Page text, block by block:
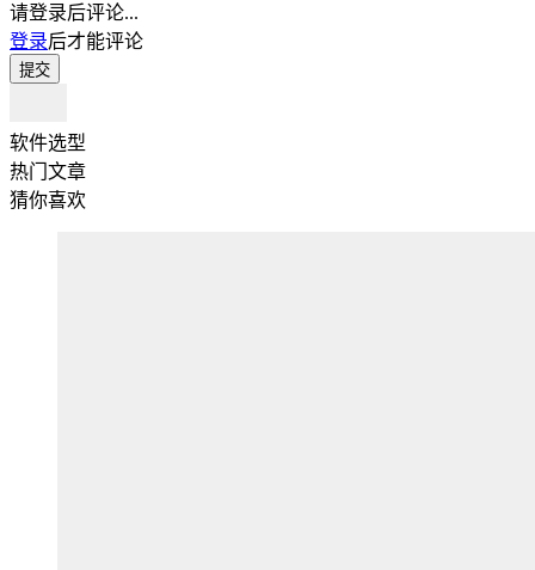
请登录后评论...
登录后才能评论
提交
软件选型
热门文章
猜你喜欢